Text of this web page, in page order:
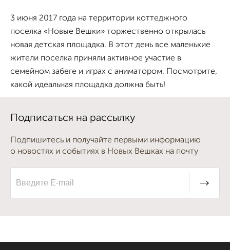
3 июня 2017 года на территории коттеджного
поселка «Новые Вешки» торжественно открылась
новая детская площадка. В этот день все маленькие
жители поселка приняли активное участие в
семейном забеге и играх с аниматором. Посмотрите,
какой идеальная площадка должна быть!
Подписаться на рассылку
Подпишитесь и получайте первыми информацию
о новостях и событиях в Новых Вешках на почту